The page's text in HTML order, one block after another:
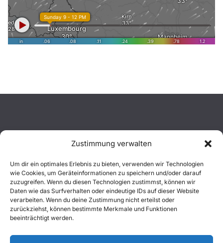
Zustimmung verwalten
Um dir ein optimales Erlebnis zu bieten, verwenden wir Technologien
wie Cookies, um Geräteinformationen zu speichern und/oder darauf
zuzugreifen. Wenn du diesen Technologien zustimmst, können wir
Daten wie das Surfverhalten oder eindeutige IDs auf dieser Website
verarbeiten. Wenn du deine Zustimmung nicht erteilst oder
zurückziehst, können bestimmte Merkmale und Funktionen
beeinträchtigt werden.
Aktuelles
Einsätze
Unsere Jugend
Mitglied werden